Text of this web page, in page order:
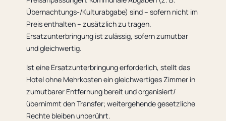
Übernachtungs-/Kulturabgabe) sind – sofern nicht im
Preis enthalten – zusätzlich zu tragen.
Ersatzunterbringung ist zulässig, sofern zumutbar
und gleichwertig.
Ist eine Ersatzunterbringung erforderlich, stellt das
Hotel ohne Mehrkosten ein gleichwertiges Zimmer in
zumutbarer Entfernung bereit und organisiert/
übernimmt den Transfer; weitergehende gesetzliche
Rechte bleiben unberührt.